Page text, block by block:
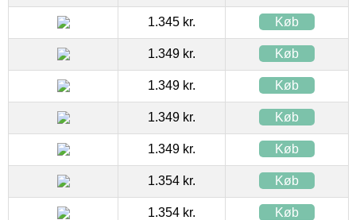
1.345 kr. Køb
1.349 kr. Køb
1.349 kr. Køb
1.349 kr. Køb
1.349 kr. Køb
1.354 kr. Køb
1.354 kr. Køb